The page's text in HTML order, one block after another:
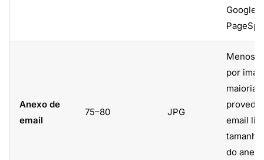
Google
Anexo de
email
75–80 JPG
Menos
por
maioria
email
do